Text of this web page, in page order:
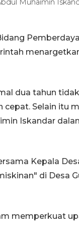
Muhaimin
dua tahun
cepat. Selain itu
Iskandar
Kepala
di Desa
memperkuat